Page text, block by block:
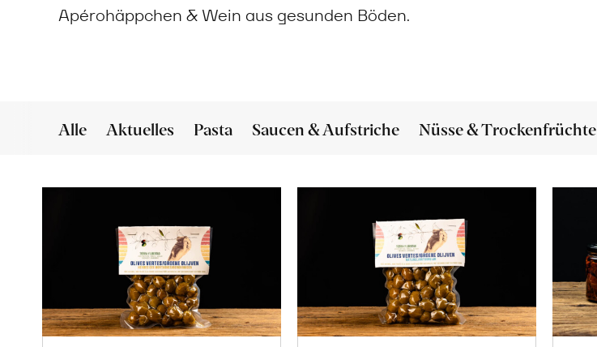
Apérohäppchen & Wein aus gesunden Böden.
Alle Aktuelles Pasta Saucen & Aufstriche Nüsse & Trockenfrüchte